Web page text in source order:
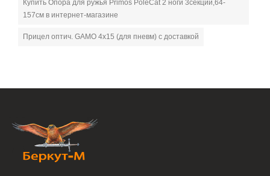
Купить Опора для ружья Primos PoleCat 2 ноги 3секции,64-
157см в интернет-магазине
Прицел оптич. GAMO 4х15 (для пневм) с доставкой